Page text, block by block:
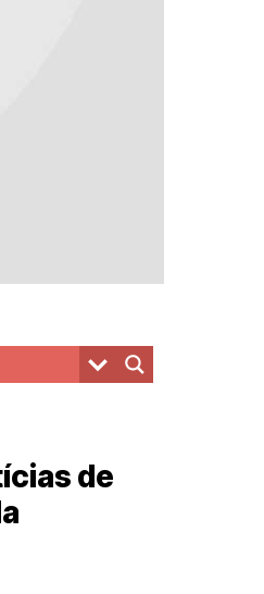
de